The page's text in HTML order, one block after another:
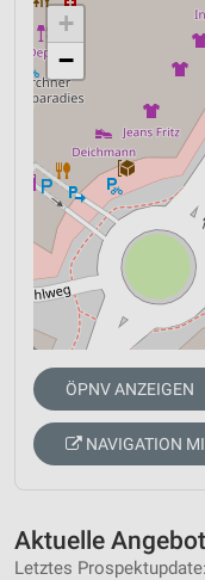
+
−
ÖPNV ANZEIGEN
NAVIGATION
Aktuelle
Letztes